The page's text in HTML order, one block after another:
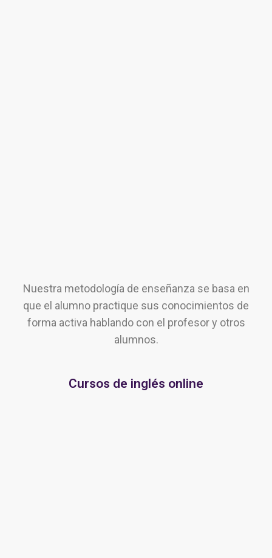
Nuestra metodología de enseñanza se basa en
que el alumno practique sus conocimientos de
forma activa hablando con el profesor y otros
alumnos.
Cursos de inglés online